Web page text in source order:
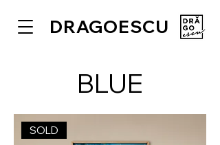
DRAGOESCU
BLUE
SOLD